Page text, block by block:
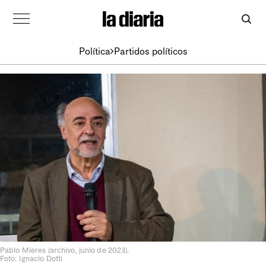
Política Partidos políticos
Pablo Mieres (archivo, junio de 2023).
Foto: Ignacio Dotti